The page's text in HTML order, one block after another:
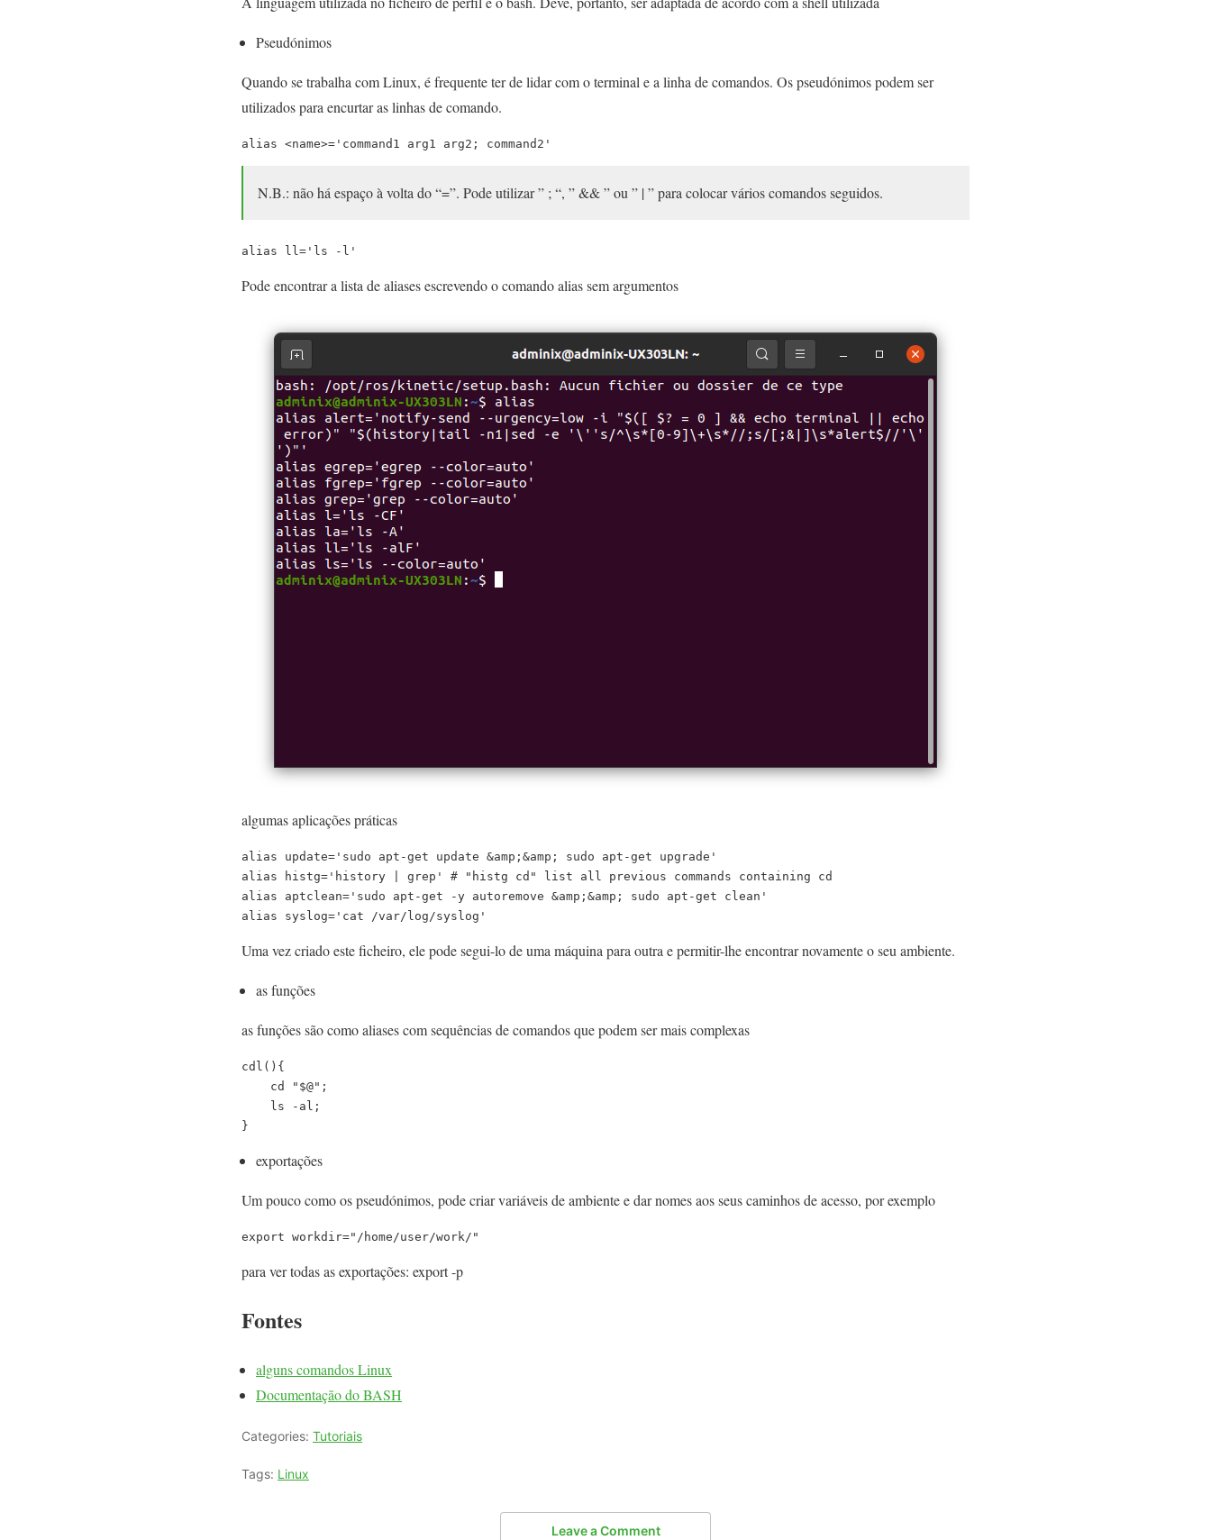
Pseudónimos
Quando se trabalha com Linux, é frequente ter de lidar com o terminal e a linha de comandos. Os pseudónimos podem ser
utilizados para encurtar as linhas de comando.
alias <name>='command1 arg1 arg2; command2'
N.B.: não há espaço à volta do “=”. Pode utilizar ” ; “, ” && ” ou ” | ” para colocar vários comandos seguidos.
alias ll='ls -l'
Pode encontrar a lista de aliases escrevendo o comando alias sem argumentos
algumas aplicações práticas
alias update='sudo apt-get update &amp;&amp; sudo apt-get upgrade'
alias histg='history | grep' # "histg cd" list all previous commands containing cd
alias aptclean='sudo apt-get -y autoremove &amp;&amp; sudo apt-get clean'
alias syslog='cat /var/log/syslog'
Uma vez criado este ficheiro, ele pode segui-lo de uma máquina para outra e permitir-lhe encontrar novamente o seu ambiente.
as funções
as funções são como aliases com sequências de comandos que podem ser mais complexas
cdl(){
    cd "$@";
    ls -al;
}
exportações
Um pouco como os pseudónimos, pode criar variáveis de ambiente e dar nomes aos seus caminhos de acesso, por exemplo
export workdir="/home/user/work/"
para ver todas as exportações: export -p
Fontes
alguns comandos Linux
Documentação do BASH
Categories: Tutoriais
Tags: Linux
Leave a Comment